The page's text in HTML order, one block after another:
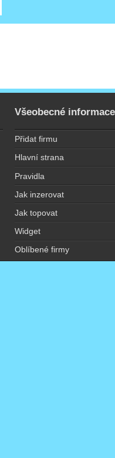
Všeobecné informace
Přidat firmu
Hlavní strana
Pravidla
Jak inzerovat
Jak topovat
Widget
Oblíbené firmy